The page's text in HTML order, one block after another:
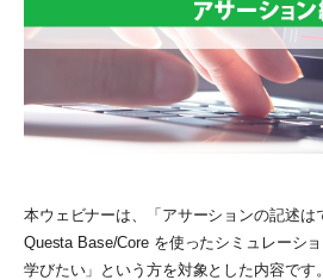
本ウェビナーは、「アサーションの記述は
Questa Base/Core を使ったシミュレーシ
学びたい」という方を対象とした内容です。